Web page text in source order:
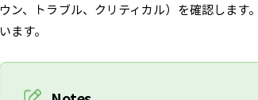
ウン、トラブル、クリティカル）を確認しま
います。